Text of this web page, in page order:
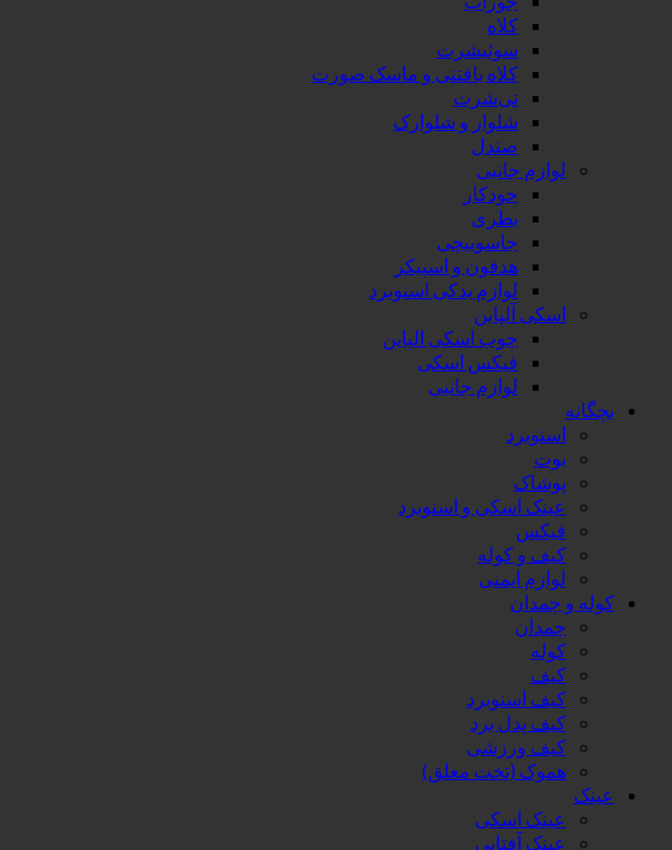
کلاه
سوئیشرت
کلاه بافتنی و ماسک صورت
تی‌شرت
شلوار و شلوارک
صندل
لوازم جانبی
خودکار
بطری
جاسوییچی
هدفون و اسپیکر
لوازم یدکی اسنوبرد
اسکی آلپاین
چوب اسکی الپاین
فیکس اسکی
لوازم جانبی
بچگانه
اسنوبرد
بوت
پوشاک
عینک اسکی و اسنوبرد
فیکس
کیف و کوله
لوازم ایمنی
کوله و چمدان
چمدان
کوله
کیف
کیف اسنوبرد
کیف پدل برد
کیف ورزشی
هموک (تخت معلق)
عینک
عینک اسکی
عینک آفتابی